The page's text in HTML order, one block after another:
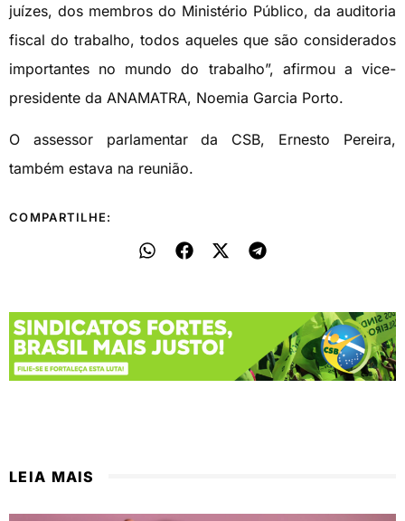
juízes, dos membros do Ministério Público, da auditoria
fiscal do trabalho, todos aqueles que são considerados
importantes no mundo do trabalho”, afirmou a vice-
presidente da ANAMATRA, Noemia Garcia Porto.
O assessor parlamentar da CSB, Ernesto Pereira,
também estava na reunião.
COMPARTILHE:
LEIA MAIS